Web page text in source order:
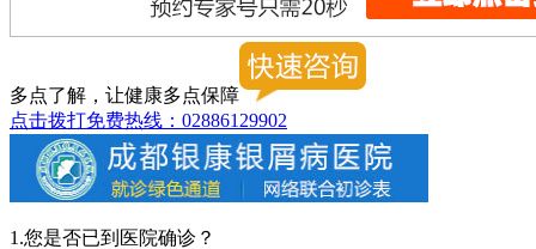
多点了解，让健康多点保障
点击拨打免费热线：02886129902
1.您是否已到医院确诊？